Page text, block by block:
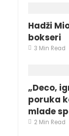
Hadži
bokseri
3 Min Read
„Deco,
poruka
mlade
2 Min Read